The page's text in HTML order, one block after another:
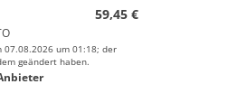
59,45 €
um 01:18; der
geändert haben.